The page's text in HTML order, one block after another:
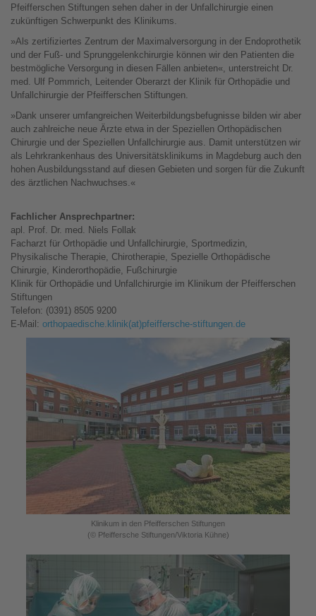
Pfeifferschen Stiftungen sehen daher in der Unfallchirurgie einen
zukünftigen Schwerpunkt des Klinikums.
»Als zertifiziertes Zentrum der Maximalversorgung in der Endoprothetik
und der Fuß- und Sprunggelenkchirurgie können wir den Patienten die
bestmögliche Versorgung in diesen Fällen anbieten«, unterstreicht Dr.
med. Ulf Pommrich, Leitender Oberarzt der Klinik für Orthopädie und
Unfallchirurgie der Pfeifferschen Stiftungen.
»Dank unserer umfangreichen Weiterbildungsbefugnisse bilden wir aber
auch zahlreiche neue Ärzte etwa in der Speziellen Orthopädischen
Chirurgie und der Speziellen Unfallchirurgie aus. Damit unterstützen wir
als Lehrkrankenhaus des Universitätsklinikums in Magdeburg auch den
hohen Ausbildungsstand auf diesen Gebieten und sorgen für die Zukunft
des ärztlichen Nachwuchses.«
Fachlicher Ansprechpartner:
apl. Prof. Dr. med. Niels Follak
Facharzt für Orthopädie und Unfallchirurgie, Sportmedizin,
Physikalische Therapie, Chirotherapie, Spezielle Orthopädische
Chirurgie, Kinderorthopädie, Fußchirurgie
Klinik für Orthopädie und Unfallchirurgie im Klinikum der Pfeifferschen
Stiftungen
Telefon: (0391) 8505 9200
E-Mail: orthopaedische.klinik(at)pfeiffersche-stiftungen.de
Klinikum in den Pfeifferschen Stiftungen
(© Pfeiffersche Stiftungen/Viktoria Kühne)